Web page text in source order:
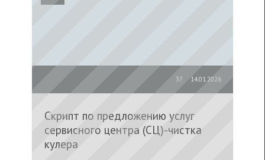
14.01.2026
37
Скрипт по предложению услуг
сервисного центра (СЦ)-чистка
кулера